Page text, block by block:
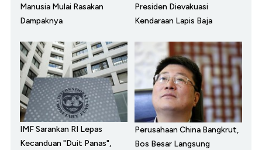
Manusia Mulai Rasakan
Dampaknya
Presiden Dievakuasi
Kendaraan Lapis Baja
IMF Sarankan RI Lepas
Kecanduan "Duit Panas",
Perusahaan China Bangkrut,
Bos Besar Langsung